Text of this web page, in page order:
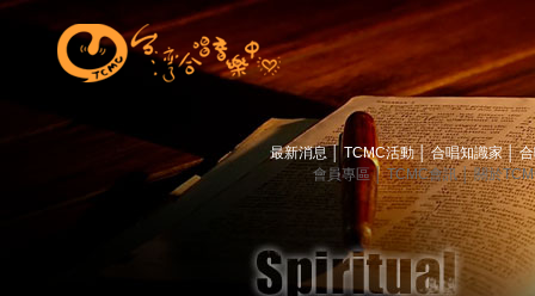
最新消息 TCMC活動│ 合唱知識家│
會員專區│ TCMC會訊│ 關於